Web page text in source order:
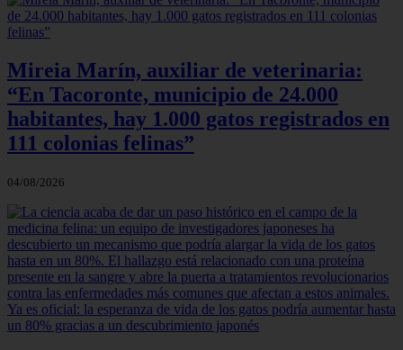
Mireia Marín, auxiliar de veterinaria:
“En Tacoronte, municipio de 24.000
habitantes, hay 1.000 gatos registrados en
111 colonias felinas”
04/08/2026